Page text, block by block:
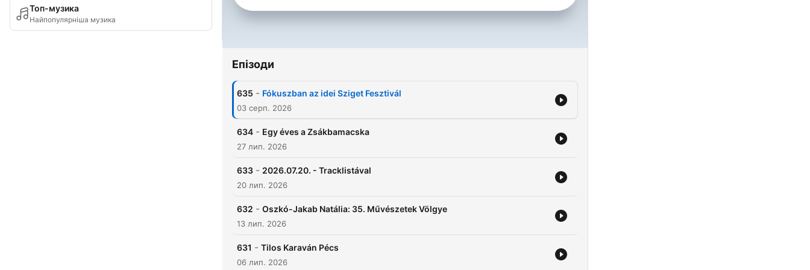
Топ-музика
Найпопулярніша музика
Епізоди
635 - Fókuszban az idei Sziget Fesztivál
03 серп. 2026
634 - Egy éves a Zsákbamacska
27 лип. 2026
633 - 2026.07.20. - Tracklistával
20 лип. 2026
632 - Oszkó-Jakab Natália: 35. Művészetek Völgye
13 лип. 2026
631 - Tilos Karaván Pécs
06 лип. 2026